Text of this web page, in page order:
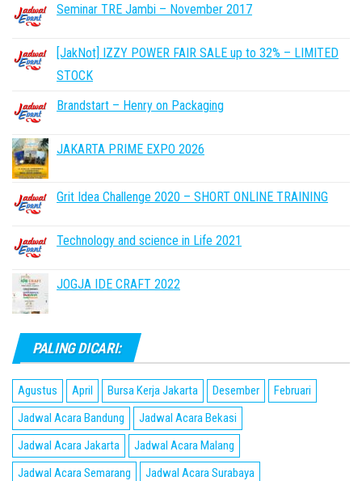
Seminar TRE Jambi – November 2017
[JakNot] IZZY POWER FAIR SALE up to 32% – LIMITED
STOCK
Brandstart – Henry on Packaging
JAKARTA PRIME EXPO 2026
Grit Idea Challenge 2020 – SHORT ONLINE TRAINING
Technology and science in Life 2021
JOGJA IDE CRAFT 2022
PALING DICARI:
Agustus April Bursa Kerja Jakarta Desember
Februari
Jadwal Acara Bandung
Jadwal Acara Bekasi
Jadwal Acara Jakarta
Jadwal Acara Malang
Jadwal Acara Semarang
Jadwal Acara Surabaya